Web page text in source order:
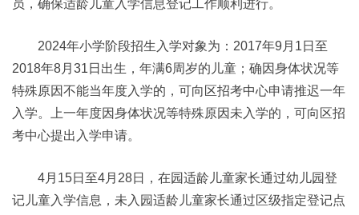
员，确保适龄儿童入学信息登记工作顺利进行。
2024年小学阶段招生入学对象为：2017年9月1日至
2018年8月31日出生，年满6周岁的儿童；确因身体状况等
特殊原因不能当年度入学的，可向区招考中心申请推迟一年
入学。上一年度因身体状况等特殊原因未入学的，可向区招
考中心提出入学申请。
4月15日至4月28日，在园适龄儿童家长通过幼儿园登
记儿童入学信息，未入园适龄儿童家长通过区级指定登记点